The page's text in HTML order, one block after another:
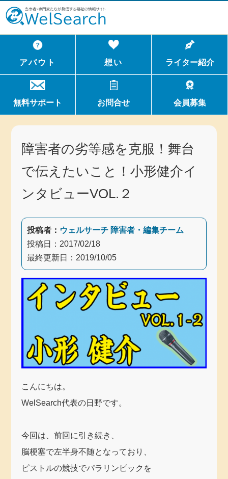
WelSerch
アバウト 想い ライター紹介
無料サポート お問合せ 会員募集
障害者の劣等感を克服！舞台
で伝えたいこと！小形健介イ
ンタビューVOL.２
投稿者： ウェルサーチ 障害者・編集チーム
投稿日： 2017/02/18
最終更新日： 2019/10/05
こんにちは。
WelSearch代表の日野です。
今回は、前回に引き続き、
脳梗塞で左半身不随となっており、
ピストルの競技でパラリンピックを